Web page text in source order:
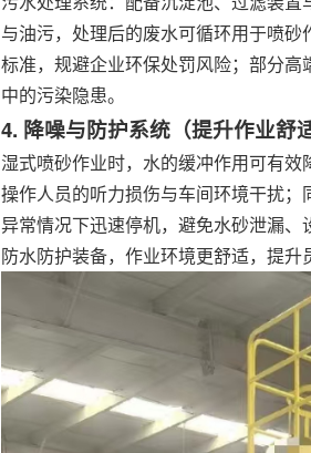
与油污，处理后的废水可循环用于喷
标准，规避企业环保处罚风险；部分
中的污染隐患。
4. 降噪与防护系统（提升作业舒
湿式喷砂作业时，水的缓冲作用可有
操作人员的听力损伤与车间环境干扰
异常情况下迅速停机，避免水砂泄漏、
防水防护装备，作业环境更舒适，提升